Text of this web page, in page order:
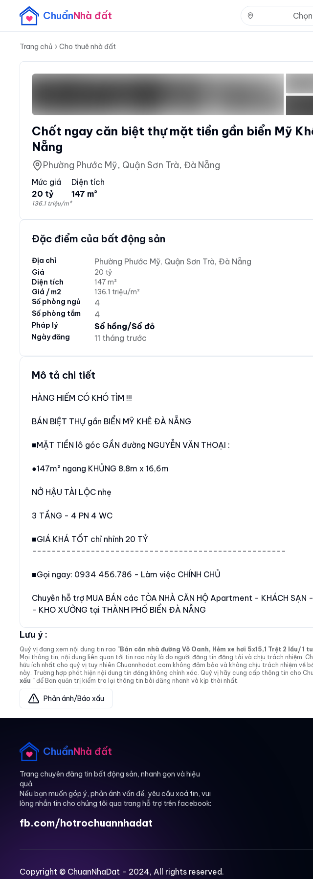
ChuẩnNhà đất
Trang chủ Cho thuê nhà đất
Chốt ngay căn biệt thự mặt tiền gần biển Mỹ
Nẵng
Phường Phước Mỹ, Quận Sơn Trà, Đà Nẵng
Mức giá
20 tỷ
136.1 triệu/m²
Diện tích
147 m²
Đặc điểm của bất động sản
Địa chỉ Phường Phước Mỹ, Quận Sơn Trà, Đà Nẵng
Giá
20 tỷ
Diện tích
147 m²
Giá / m2
136.1 triệu/m²
Số phòng ngủ
4
Số phòng tắm 4
Pháp lý Sổ hồng/Sổ đỏ
Ngày đăng 11 tháng trước
Mô tả chi tiết
HÀNG HIẾM CÓ KHÓ TÌM !!!
BÁN BIỆT THỰ gần BIỂN MỸ KHÊ ĐÀ NẴNG
■MẶT TIỀN lô góc GẦN đường NGUYỄN VĂN THOẠI :
●147m² ngang KHỦNG 8,8m x 16,6m
NỞ HẬU TÀI LỘC nhẹ
3 TẦNG - 4 PN 4 WC
■GIÁ KHÁ TỐT chỉ nhỉnh 20 TỶ
----------------------------------------------------
■Gọi ngay: 0934 456.786 - Làm việc CHÍNH CHỦ
Chuyên hỗ trợ MUA BÁN các TÒA NHÀ CĂN HỘ Apartment - KHÁCH SẠN
- KHO XƯỞNG tại THÀNH PHỐ BIỂN ĐÀ NẴNG
Lưu ý :
Quý vị đang xem nội dung tin rao "Bán căn nhà đường Võ Oanh, Hẻm xe hơi 5x15,1 Trệt 2 lầu/
Mọi thông tin, nội dung liên quan tới tin rao này là do người đăng tin đăng tải và chịu trách nhiệm.
hữu ích nhất cho quý vị tuy nhiên Chuannhadat.com không đảm bảo và không chịu trách nhiệm về
này. Trường hợp phát hiện nội dung tin đăng không chính xác. Quý vị hãy cung cấp thông tin cho
xấu " để Ban quản trị kiểm tra lại thông tin bài đăng nhanh và kịp thời nhất.
Phản ánh/Báo xấu
ChuẩnNhà đất
Trang chuyên đăng tin bất động sản, nhanh gọn và hiệu
quả.
Nếu bạn muốn góp ý, phản ánh vấn đề, yêu cầu xoá tin, vui
lòng nhắn tin cho chúng tôi qua trang hỗ trợ trên facebook:
fb.com/hotrochuannhadat
Copyright © ChuanNhaDat - 2024, All rights reserved.